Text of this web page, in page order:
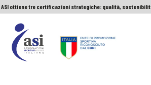
ASI ottiene tre certificazioni strategiche: qualità,
Premio Sport&Cultura: quando a vincere
ASI ottiene tre certificazioni strategiche: qualità,